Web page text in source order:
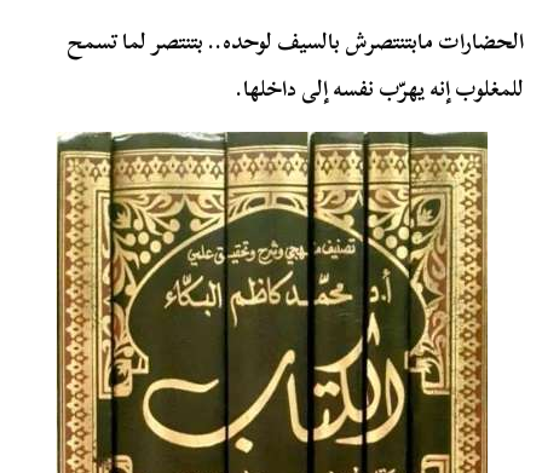
الحضارات مابتنتصرش بالسيف لوحده.. بتنتصر لما تسمح
للمغلوب إنه يهرّب نفسه إلى داخلها.